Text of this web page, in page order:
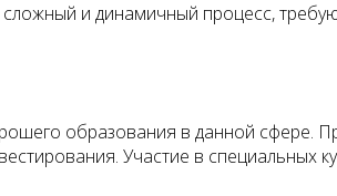
и динамичный процесс,
образования в данной сфере.
Участие в